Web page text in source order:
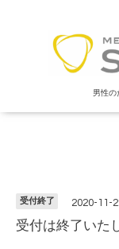
男性の
受付終了 2020-11-
受付は終了いた